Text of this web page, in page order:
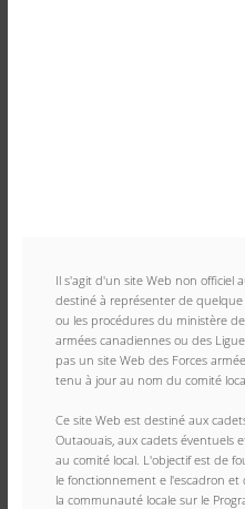
Il s'agit d'un site Web non officiel
destiné à représenter de
ou les procédures du ministère
armées canadiennes ou des
pas un site Web des Forces
tenu à jour au nom du comité
Ce site Web est destiné aux
Outaouais, aux cadets éventuels
au comité local. L'objectif est de
le fonctionnement e l'escadron
la communauté locale sur le